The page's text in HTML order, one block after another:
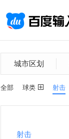
城市区划
全部 球类 射击
射击